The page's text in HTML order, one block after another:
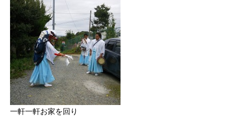
一軒一軒お家を回り